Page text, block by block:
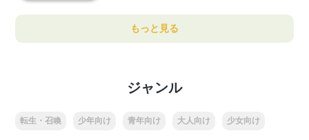
もっと見る
ジャンル
転生・召喚 少年向け 青年向け 大人向け 少女向け